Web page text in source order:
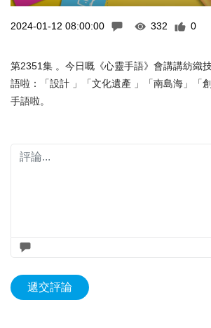
2024-01-12 08:00:00 332 0
第2351集 。今日嘅《心靈手語》會講講紡織
語啦：「設計 」「文化遺產 」「南島海」「
手語啦。
遞交評論